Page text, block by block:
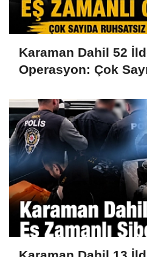
Karaman Dahil 52
Operasyon: Çok